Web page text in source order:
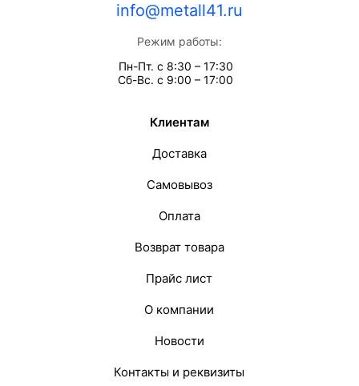
info@metall41.ru
Режим работы:
Пн-Пт. с 8:30 – 17:30
Сб-Вс. с 9:00 – 17:00
Клиентам
Доставка
Самовывоз
Оплата
Возврат товара
Прайс лист
О компании
Новости
Контакты и реквизиты